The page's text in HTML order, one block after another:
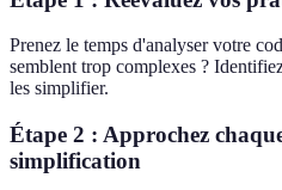
Prenez le temps d'analyser votre
semblent trop complexes ?
les simplifier.
Étape 2 : Approchez
simplification